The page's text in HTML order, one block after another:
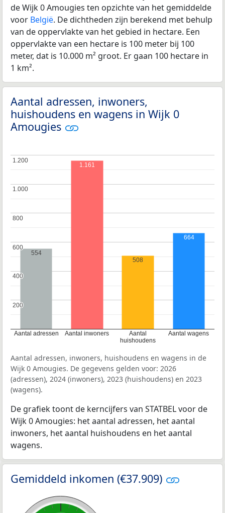
de Wijk 0 Amougies ten opzichte van het gemiddelde
voor België. De dichtheden zijn berekend met behulp
van de oppervlakte van het gebied in hectare. Een
oppervlakte van een hectare is 100 meter bij 100
meter, dat is 10.000 m² groot. Er gaan 100 hectare in
1 km².
Aantal adressen, inwoners,
huishoudens en wagens in Wijk 0
Amougies
Aantal adressen Aantal inwoners
Aantal
huishoudens
Aantal wagens
200
200
400
400
600
600
800
800
1.000
1.000
1.200
1.200
554
1.161
508
664
Aantal adressen, inwoners, huishoudens en wagens in de
Wijk 0 Amougies. De gegevens gelden voor: 2026
(adressen), 2024 (inwoners), 2023 (huishoudens) en 2023
(wagens).
De grafiek toont de kerncijfers van STATBEL voor de
Wijk 0 Amougies: het aantal adressen, het aantal
inwoners, het aantal huishoudens en het aantal
wagens.
Gemiddeld inkomen (€37.909)